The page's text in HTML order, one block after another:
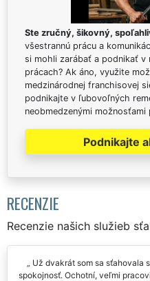
Ste zručný, šikovný,
všestrannú prácu a
si mohli zarábať a podnikať v
prácach? Ak áno, využite
medzinárodnej franchisovej
podnikajte v ľubovoľných
neobmedzenými možnosťami
Podnikajte
RECENZIE
Recenzie našich služieb
Už dvakrát som sa sťahovala
spokojnosť. Ochotní, veľmi